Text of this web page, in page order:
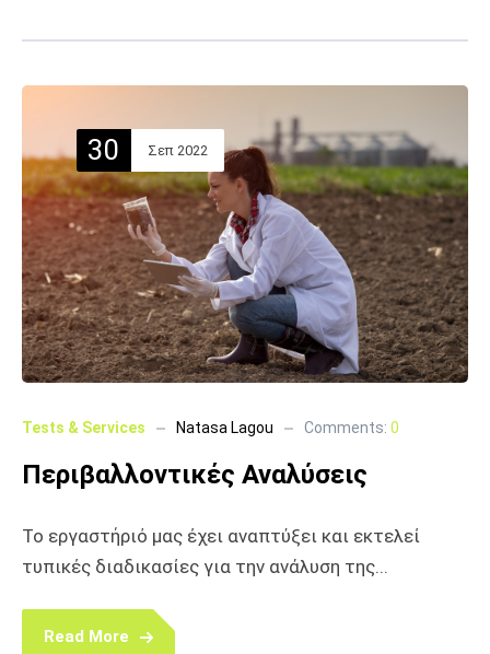
30 Σεπ 2022
Tests & Services Natasa Lagou Comments: 0
Περιβαλλοντικές Αναλύσεις
Το εργαστήριό μας έχει αναπτύξει και εκτελεί
τυπικές διαδικασίες για την ανάλυση της...
Read More